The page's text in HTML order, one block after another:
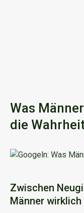
Was
die
Zwischen
Männer